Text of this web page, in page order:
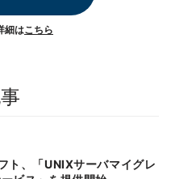
細はこちら